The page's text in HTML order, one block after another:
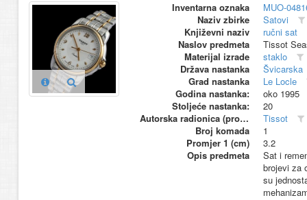
Inventarna oznaka
MUO-
Naziv zbirke
Satovi
Književni naziv
ručni sat
Naslov predmeta
Tissot
Materijal izrade
staklo
Država nastanka
Švicarska
Grad nastanka
Le Locle
Godina nastanka:
oko 1995
Stoljeće nastanka:
20
Autorska radionica (proizvođač)
Tissot
Broj komada
1
Promjer 1 (cm)
3.2
Opis predmeta
Sat i
brojevi za
su